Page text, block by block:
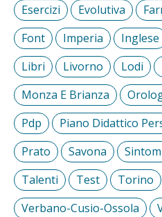
Esercizi
Evolutiva
Font
Imperia Inglese
Libri
Livorno Lodi
Monza E Brianza
Pdp
Piano Didattico
Prato
Savona
Talenti
Test Torino
Verbano-Cusio-Ossola